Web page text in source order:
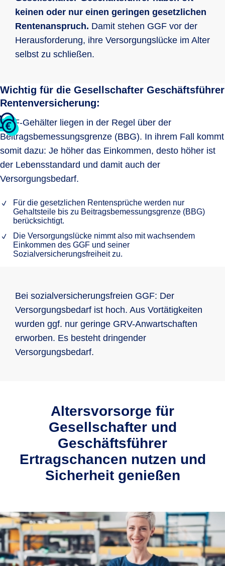
keinen oder nur einen geringen gesetzlichen
Rentenanspruch. Damit stehen GGF vor der
Herausforderung, ihre Versorgungslücke im Alter
selbst zu schließen.
Wichtig für die Gesellschafter Geschäftsführer
Rentenversicherung:
GGF-Gehälter liegen in der Regel über der
Beitragsbemessungsgrenze (BBG). In ihrem Fall kommt
somit dazu: Je höher das Einkommen, desto höher ist
der Lebensstandard und damit auch der
Versorgungsbedarf.
Für die gesetzlichen Rentensprüche werden nur
Gehaltsteile bis zu Beitragsbemessungsgrenze (BBG)
berücksichtigt.
Die Versorgungslücke nimmt also mit wachsendem
Einkommen des GGF und seiner
Sozialversicherungsfreiheit zu.
Bei sozialversicherungsfreien GGF: Der
Versorgungsbedarf ist hoch. Aus Vortätigkeiten
wurden ggf. nur geringe GRV-Anwartschaften
erworben. Es besteht dringender
Versorgungsbedarf.
Altersvorsorge für
Gesellschafter und
Geschäftsführer
Ertragschancen nutzen und
Sicherheit genießen